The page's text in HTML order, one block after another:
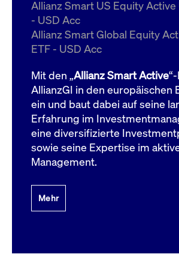
Allianz Smart US Equity Active
- USD Acc
Allianz Smart Global Equity
ETF - USD Acc
Mit den „Allianz Smart Active
AllianzGI in den europäischen
ein und baut dabei auf seine
Erfahrung im
eine diversifizierte
sowie seine Expertise im
Management.
Mehr
ApplicationGatewayAffinityCORS
boerse.com
Domain